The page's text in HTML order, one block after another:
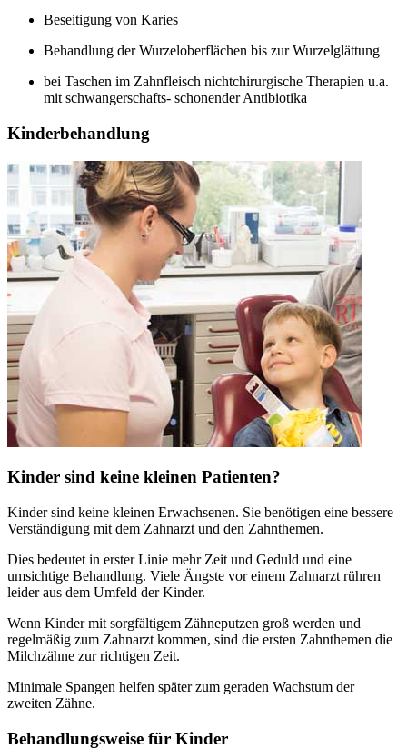
Beseitigung von Karies
Behandlung der Wurzeloberflächen bis zur Wurzelglättung
bei Taschen im Zahnfleisch nichtchirurgische Therapien u.a.
mit schwangerschafts- schonender Antibiotika
Kinderbehandlung
Kinder sind keine kleinen Patienten?
Kinder sind keine kleinen Erwachsenen. Sie benötigen eine bessere
Verständigung mit dem Zahnarzt und den Zahnthemen.
Dies bedeutet in erster Linie mehr Zeit und Geduld und eine
umsichtige Behandlung. Viele Ängste vor einem Zahnarzt rühren
leider aus dem Umfeld der Kinder.
Wenn Kinder mit sorgfältigem Zähneputzen groß werden und
regelmäßig zum Zahnarzt kommen, sind die ersten Zahnthemen die
Milchzähne zur richtigen Zeit.
Minimale Spangen helfen später zum geraden Wachstum der
zweiten Zähne.
Behandlungsweise für Kinder